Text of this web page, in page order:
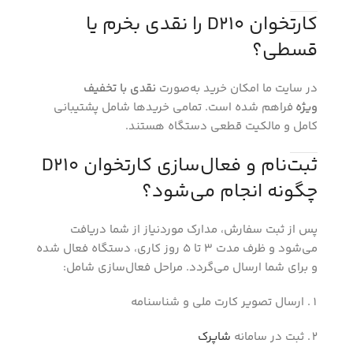
کارتخوان D210 را نقدی بخرم یا
قسطی؟
در سایت ما امکان خرید به‌صورت نقدی با تخفیف
ویژه فراهم شده است. تمامی خریدها شامل پشتیبانی
کامل و مالکیت قطعی دستگاه هستند.
ثبت‌نام و فعال‌سازی کارتخوان D210
چگونه انجام می‌شود؟
پس از ثبت سفارش، مدارک موردنیاز از شما دریافت
می‌شود و ظرف مدت ۳ تا ۵ روز کاری، دستگاه فعال شده
و برای شما ارسال می‌گردد. مراحل فعال‌سازی شامل:
ارسال تصویر کارت ملی و شناسنامه
ثبت در سامانه شاپرک